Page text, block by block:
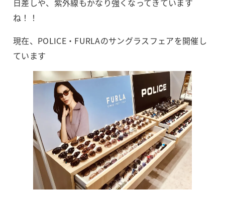
日差しや、紫外線もかなり強くなってきています
ね！！
現在、POLICE・FURLAのサングラスフェアを開催し
ています